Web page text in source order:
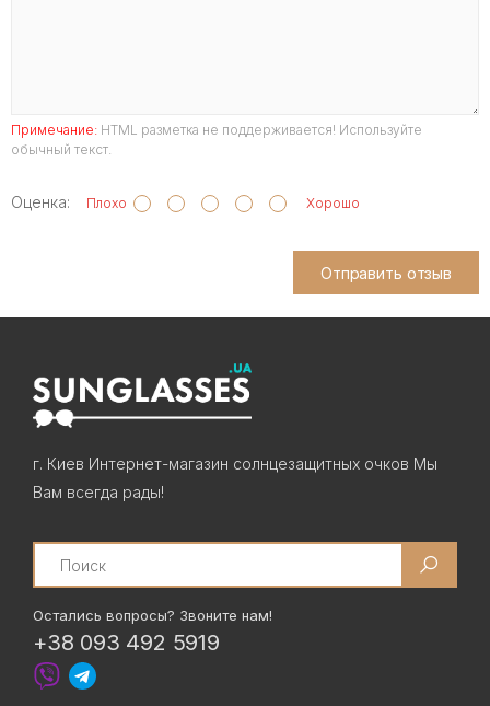
Примечание: HTML разметка не поддерживается! Используйте
обычный текст.
Оценка: Плохо Хорошо
Отправить отзыв
г. Киев Интернет-магазин солнцезащитных очков Мы
Вам всегда рады!
Search
Остались вопросы? Звоните нам!
+38 093 492 5919